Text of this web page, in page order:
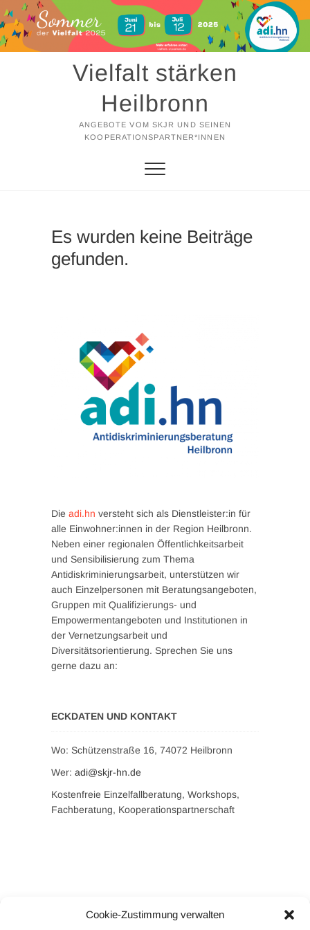
Cookie-Zustimmung verwalten
Zum
Inhalt
springen
Vielfalt stärken
Heilbronn
ANGEBOTE VOM SKJR UND SEINEN
KOOPERATIONSPARTNER*INNEN
Es wurden keine Beiträge
gefunden.
Die adi.hn versteht sich als Dienstleister:in für
alle Einwohner:innen in der Region Heilbronn.
Neben einer regionalen Öffentlichkeitsarbeit
und Sensibilisierung zum Thema
Antidiskriminierungsarbeit, unterstützen wir
auch Einzelpersonen mit Beratungsangeboten,
Gruppen mit Qualifizierungs- und
Empowermentangeboten und Institutionen in
der Vernetzungsarbeit und
Diversitätsorientierung. Sprechen Sie uns
gerne dazu an:
ECKDATEN UND KONTAKT
Wo: Schützenstraße 16, 74072 Heilbronn
Wer: adi@skjr-hn.de
Kostenfreie Einzelfallberatung, Workshops,
Fachberatung, Kooperationspartnerschaft